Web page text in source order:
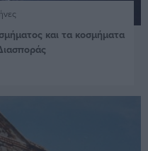
και τα κοσμήματα